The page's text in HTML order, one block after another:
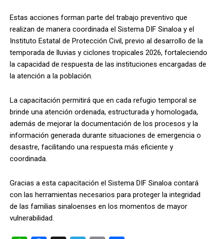
Estas acciones forman parte del trabajo preventivo que
realizan de manera coordinada el Sistema DIF Sinaloa y el
Instituto Estatal de Protección Civil, previo al desarrollo de la
temporada de lluvias y ciclones tropicales 2026, fortaleciendo
la capacidad de respuesta de las instituciones encargadas de
la atención a la población.
La capacitación permitirá que en cada refugio temporal se
brinde una atención ordenada, estructurada y homologada,
además de mejorar la documentación de los procesos y la
información generada durante situaciones de emergencia o
desastre, facilitando una respuesta más eficiente y
coordinada.
Gracias a esta capacitación el Sistema DIF Sinaloa contará
con las herramientas necesarios para proteger la integridad
de las familias sinaloenses en los momentos de mayor
vulnerabilidad.